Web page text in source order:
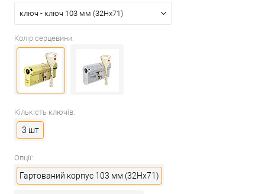
ключ - ключ 103 мм (32Hx71)
Колір серцевини:
Кількість ключів:
3 шт
Опції:
Гартований корпус 103 мм (32Hx71)